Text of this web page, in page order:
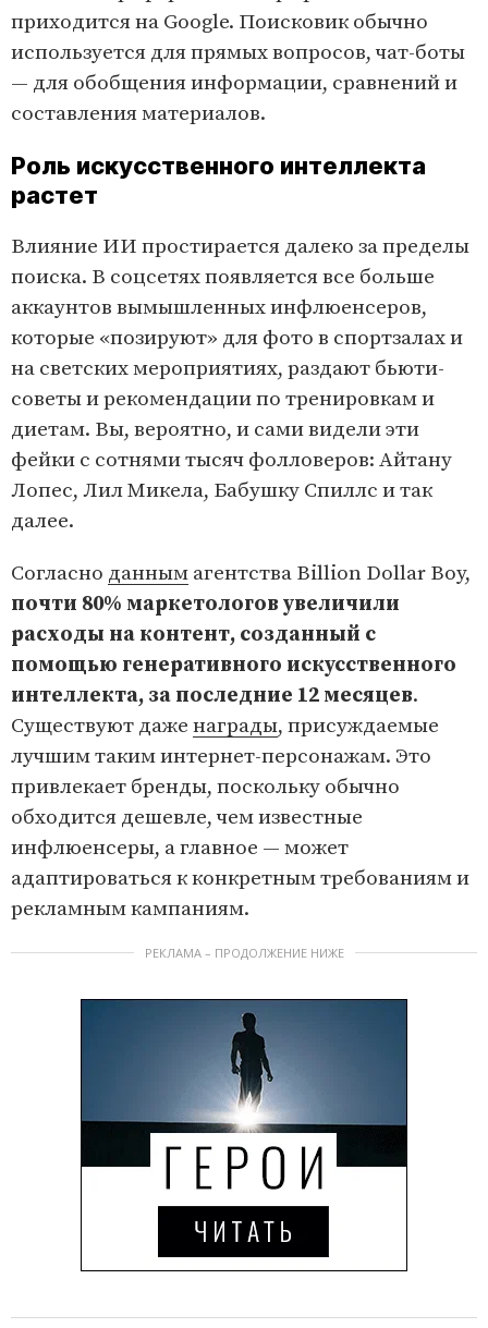
приходится на Google. Поисковик обычно
используется для прямых вопросов, чат-боты
— для обобщения информации, сравнений и
составления материалов.
Роль искусственного интеллекта
растет
Влияние ИИ простирается далеко за пределы
поиска. В соцсетях появляется все больше
аккаунтов вымышленных инфлюенсеров,
которые «позируют» для фото в спортзалах и
на светских мероприятиях, раздают бьюти-
советы и рекомендации по тренировкам и
диетам. Вы, вероятно, и сами видели эти
фейки с сотнями тысяч фолловеров: Айтану
Лопес, Лил Микела, Бабушку Спиллс и так
далее.
Согласно данным агентства Billion Dollar Boy,
почти 80% маркетологов увеличили
расходы на контент, созданный с
помощью генеративного искусственного
интеллекта, за последние 12 месяцев.
Существуют даже награды, присуждаемые
лучшим таким интернет-персонажам. Это
привлекает бренды, поскольку обычно
обходится дешевле, чем известные
инфлюенсеры, а главное — может
адаптироваться к конкретным требованиям и
рекламным кампаниям.
РЕКЛАМА – ПРОДОЛЖЕНИЕ НИЖЕ